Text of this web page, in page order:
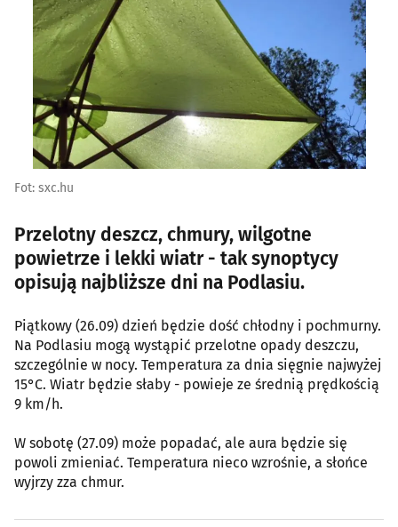
Fot: sxc.hu
Przelotny deszcz, chmury, wilgotne
powietrze i lekki wiatr - tak synoptycy
opisują najbliższe dni na Podlasiu.
Piątkowy (26.09) dzień będzie dość chłodny i pochmurny.
Na Podlasiu mogą wystąpić przelotne opady deszczu,
szczególnie w nocy. Temperatura za dnia sięgnie najwyżej
15°C. Wiatr będzie słaby - powieje ze średnią prędkością
9 km/h.
W sobotę (27.09) może popadać, ale aura będzie się
powoli zmieniać. Temperatura nieco wzrośnie, a słońce
wyjrzy zza chmur.